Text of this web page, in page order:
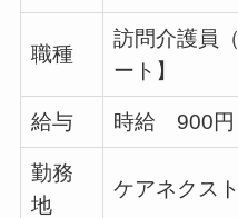
職種
訪問介護員
ート】
給与 時給 900
勤務
地
ケアネクス